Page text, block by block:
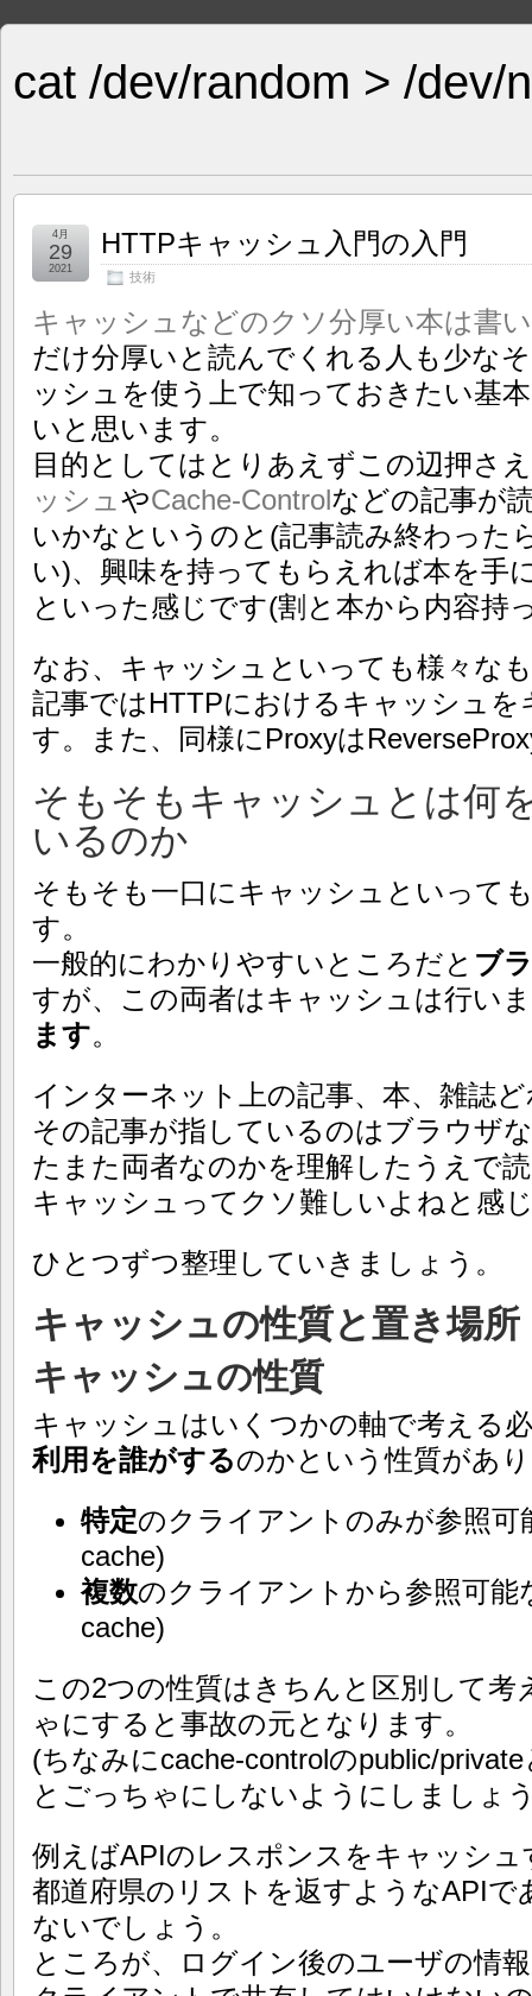
cat /dev/random > /dev/
HTTPキャッシュ入門の入門
技術
4月
29
2021
キャッシュなどのクソ分厚い本は書
だけ分厚いと読んでくれる人も少な
ッシュを使う上で知っておきたい基
いと思います。
目的としてはとりあえずこの辺押さ
ッシュ やCache-Controlなどの記事が
いかなというのと(記事読み終わった
い)、興味を持ってもらえれば本を手
といった感じです(割と本から内容持
なお、キャッシュといっても様々な
記事ではHTTPにおけるキャッシュ
す。また、同様にProxyは
そもそもキャッシュとは何
いるのか
そもそも一口にキャッシュといって
す。
一般的にわかりやすいところだと ブ
すが、この両者はキャッシュは行い
ます。
インターネット上の記事、本、雑誌
その記事が指しているのはブラウザ
たまた両者なのかを理解したうえで
キャッシュってクソ難しいよねと感
ひとつずつ整理していきましょう。
キャッシュの性質と置き場所
キャッシュの性質
キャッシュはいくつかの軸で考える
利用を誰がするのかという性質があ
特定のクライアントのみが参照可
cache)
複数のクライアントから参照可能
cache)
この2つの性質はきちんと区別して考
ゃにすると事故の元となります。
(ちなみにcache-controlのpublic/
とごっちゃにしないようにしましょ
例えばAPIのレスポンスをキャッシ
都道府県のリストを返すようなAPIで
ないでしょう。
ところが、ログイン後のユーザの情